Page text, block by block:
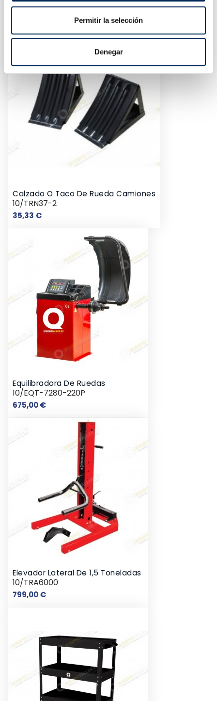
Permitir la selección
Denegar
Calzado O Taco De Rueda Camiones
10/TRN37-2
35,33 €Precio
Equilibradora De Ruedas
10/EQT-7280-220P
675,00 €Precio
Elevador Lateral De 1,5 Toneladas
10/TRA6000
799,00 €Precio